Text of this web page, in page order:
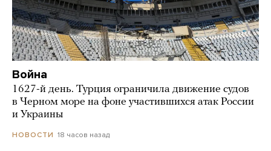
Война
1627-й день. Турция ограничила движение судов
в Черном море на фоне участившихся атак России
и Украины
НОВОСТИ 18 часов назад